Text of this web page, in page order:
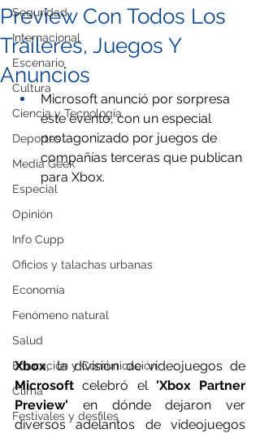
Seguridad
Internacional
Escenario
Cultura
Ciencia y Tecnología
Deportes
Media Geek
Especial
Opinión
Info Cupp
Oficios y talachas urbanas
Economía
Fenómeno natural
Salud
Educación y Comunicación
Clima
Festivales y desfiles
Preview Con Todos Los
Tráileres, Juegos Y
Anuncios
Microsoft anunció por sorpresa
este evento, con un especial
protagonizado por juegos de
compañías terceras que publican
para Xbox.
Xbox
Microsoft celebró el 'Xbox Partner
Preview' en dónde dejaron ver
diversos adelantos de videojuegos